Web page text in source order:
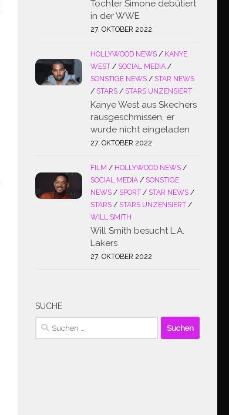
Tochter Simone debütiert
in der WWE
27. OKTOBER 2022
HOLLYWOOD NEWS / KANYE
WEST / SOCIAL MEDIA /
SONSTIGE NEWS / STAR NEWS
/ STARS / STARS UNZENSIERT
Kanye West aus Skechers
rausgeschmissen, er
wurde nicht eingeladen
27. OKTOBER 2022
FILM / HOLLYWOOD NEWS /
SOCIAL MEDIA / SONSTIGE
NEWS / SPORT / STAR NEWS /
STARS / STARS UNZENSIERT /
WILL SMITH
Will Smith besucht L.A.
Lakers
27. OKTOBER 2022
SUCHE
Suchen
nach: